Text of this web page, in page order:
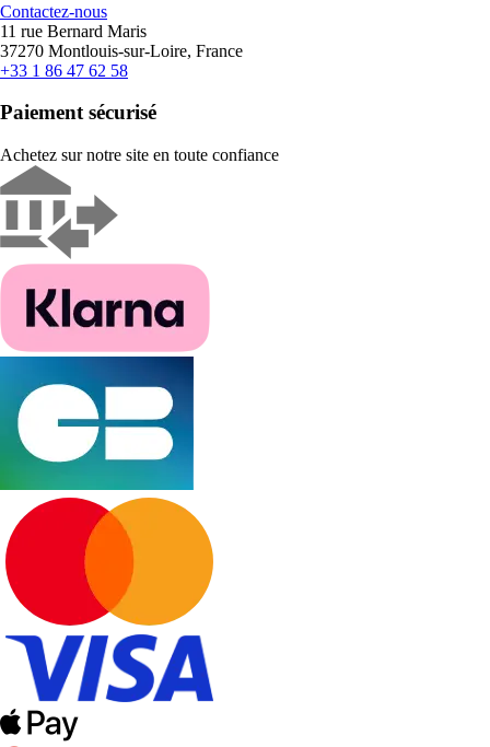
Contactez-nous
11 rue Bernard Maris
37270 Montlouis-sur-Loire, France
+33 1 86 47 62 58
Paiement sécurisé
Achetez sur notre site en toute confiance